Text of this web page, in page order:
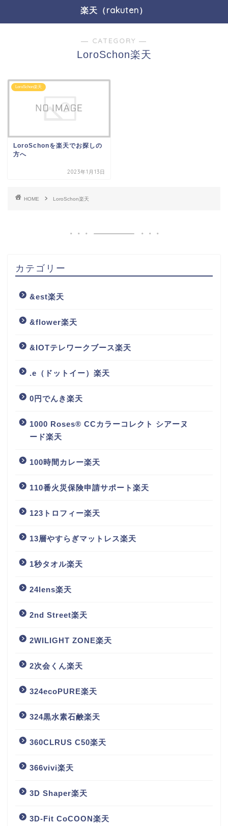
楽天（rakuten）
― CATEGORY ―
LoroSchon楽天
LoroSchon楽天
LoroSchonを楽天でお探しの
方へ
2023年1月13日
HOME LoroSchon楽天
カテゴリー
&est楽天
&flower楽天
&IOTテレワークブース楽天
.e（ドットイー）楽天
0円でんき楽天
1000 Roses® CCカラーコレクト シアーヌ
ード楽天
100時間カレー楽天
110番火災保険申請サポート楽天
123トロフィー楽天
13層やすらぎマットレス楽天
1秒タオル楽天
24lens楽天
2nd Street楽天
2WILIGHT ZONE楽天
2次会くん楽天
324ecoPURE楽天
324黒水素石鹸楽天
360CLRUS C50楽天
366vivi楽天
3D Shaper楽天
3D-Fit CoCOON楽天